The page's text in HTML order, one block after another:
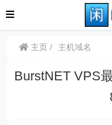
主页 主机域名
BurstNET VPS